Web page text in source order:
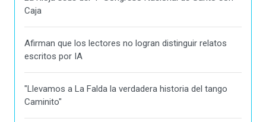
Caja
Afirman que los lectores no logran distinguir relatos
escritos por IA
"Llevamos a La Falda la verdadera historia del tango
Caminito"